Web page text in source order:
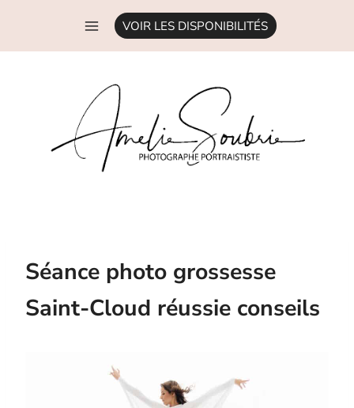
contenu
VOIR LES DISPONIBILITÉS
Séance photo grossesse
Saint-Cloud réussie conseils